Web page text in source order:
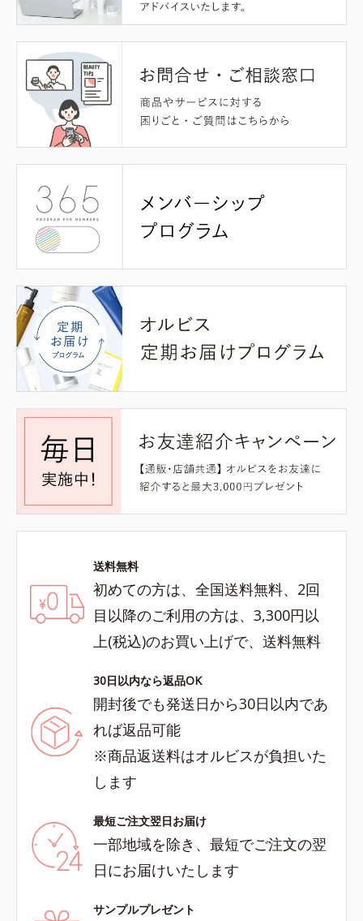
送料無料
初めての方は、全国送料無料、2回
目以降のご利用の方は、3,300円以
上(税込)のお買い上げで、送料無料
30日以内なら返品OK
開封後でも発送日から30日以内であ
れば返品可能
※商品返送料はオルビスが負担いた
します
最短ご注文翌日お届け
一部地域を除き、最短でご注文の翌
日にお届けいたします
サンプルプレゼント